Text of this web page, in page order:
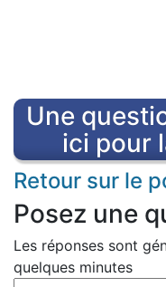
Une
ici pour
Retour sur le
Posez une
Les réponses sont
quelques minutes